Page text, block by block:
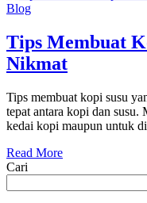
Blog
Tips Membuat
Nikmat
Tips membuat kopi susu
tepat antara kopi dan
kedai kopi maupun untuk
Read More
Cari